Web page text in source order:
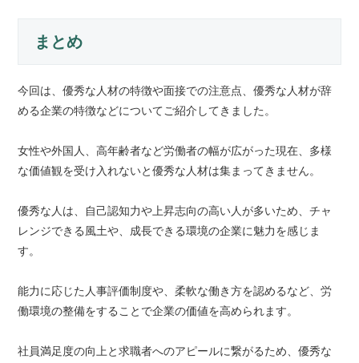
まとめ
今回は、優秀な人材の特徴や面接での注意点、優秀な人材が辞
める企業の特徴などについてご紹介してきました。
女性や外国人、高年齢者など労働者の幅が広がった現在、多様
な価値観を受け入れないと優秀な人材は集まってきません。
優秀な人は、自己認知力や上昇志向の高い人が多いため、チャ
レンジできる風土や、成長できる環境の企業に魅力を感じま
す。
能力に応じた人事評価制度や、柔軟な働き方を認めるなど、労
働環境の整備をすることで企業の価値を高められます。
社員満足度の向上と求職者へのアピールに繋がるため、優秀な